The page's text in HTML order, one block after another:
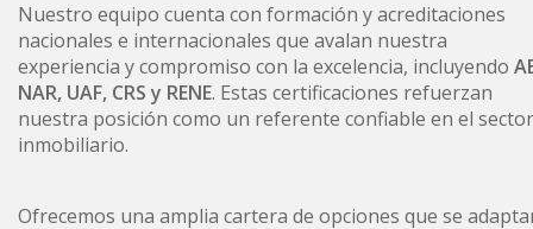
Nuestro equipo cuenta con formación y acreditaciones
nacionales e internacionales que avalan nuestra
experiencia y compromiso con la excelencia, incluyendo
NAR, UAF, CRS y RENE. Estas certificaciones refuerzan
nuestra posición como un referente confiable en el sector
inmobiliario.
Ofrecemos una amplia cartera de opciones que se